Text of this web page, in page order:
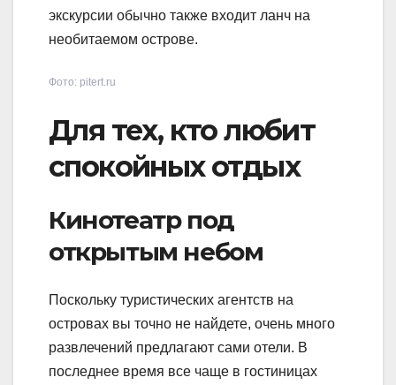
экскурсии обычно также входит ланч на
необитаемом острове.
Фото: pitert.ru
Для тех, кто любит
спокойных отдых
Кинотеатр под
открытым небом
Поскольку туристических агентств на
островах вы точно не найдете, очень много
развлечений предлагают сами отели. В
последнее время все чаще в гостиницах